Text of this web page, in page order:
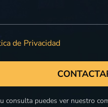
de Privacidad
consulta puedes ver nuestro